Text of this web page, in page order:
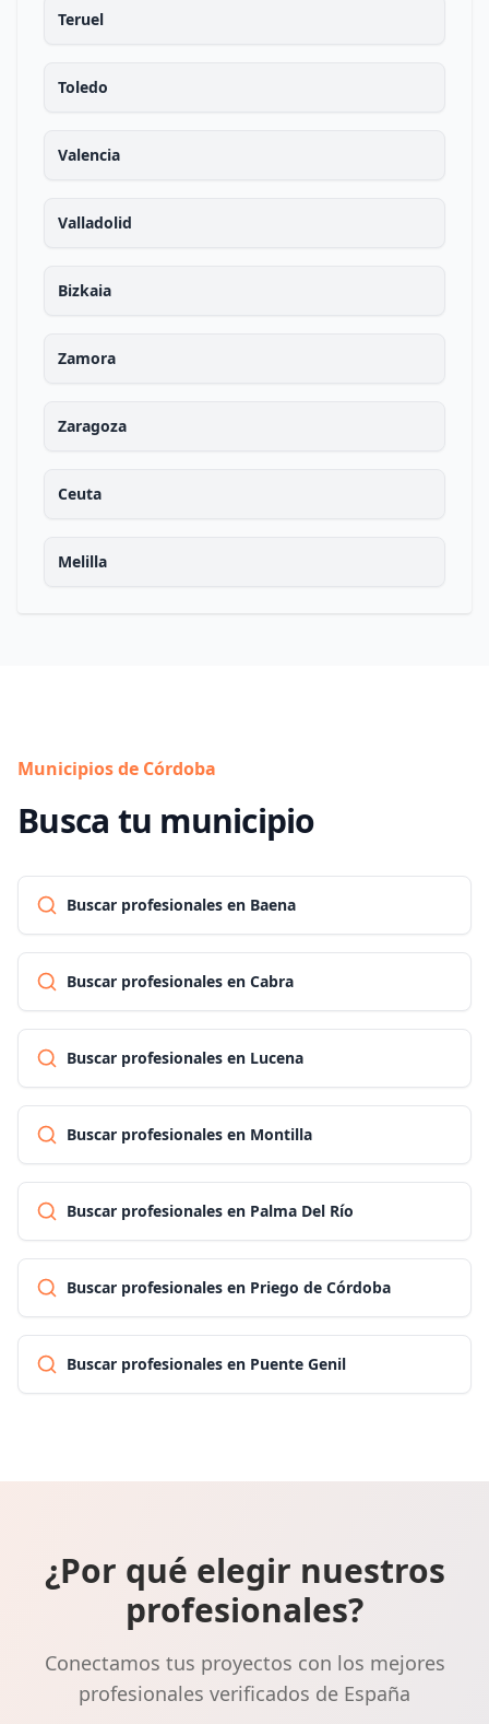
Teruel
Toledo
Valencia
Valladolid
Bizkaia
Zamora
Zaragoza
Ceuta
Melilla
Municipios de Córdoba
Busca tu municipio
Buscar profesionales en Baena
Buscar profesionales en Cabra
Buscar profesionales en Lucena
Buscar profesionales en Montilla
Buscar profesionales en Palma Del Río
Buscar profesionales en Priego de Córdoba
Buscar profesionales en Puente Genil
¿Por qué elegir nuestros
profesionales?
Conectamos tus proyectos con los mejores
profesionales verificados de España